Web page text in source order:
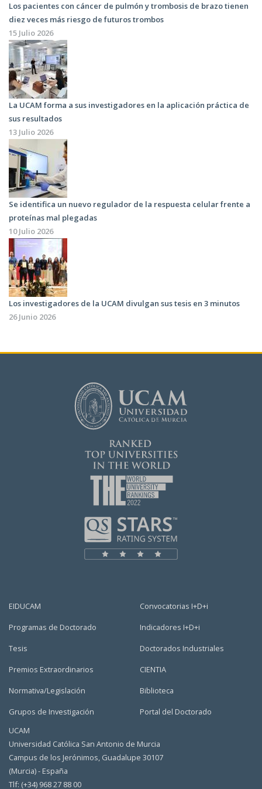
Los pacientes con cáncer de pulmón y trombosis de brazo tienen
diez veces más riesgo de futuros trombos
15 Julio 2026
La UCAM forma a sus investigadores en la aplicación práctica de
sus resultados
13 Julio 2026
Se identifica un nuevo regulador de la respuesta celular frente a
proteínas mal plegadas
10 Julio 2026
Los investigadores de la UCAM divulgan sus tesis en 3 minutos
26 Junio 2026
EIDUCAM
Programas de Doctorado
Tesis
Premios Extraordinarios
Normativa/Legislación
Grupos de Investigación
Convocatorias I+D+i
Indicadores I+D+i
Doctorados Industriales
CIENTIA
Biblioteca
Portal del Doctorado
UCAM
Universidad Católica San Antonio de Murcia
Campus de los Jerónimos, Guadalupe 30107
(Murcia) - España
Tlf: (+34) 968 27 88 00